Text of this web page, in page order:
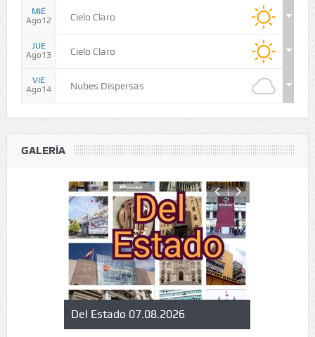
MIÉ
Ago12
Cielo Claro
JUE
Ago13
Cielo Claro
VIE
Ago14
Nubes Dispersas
GALERÍA
Del Estado 07.08.2026
Informan
libro